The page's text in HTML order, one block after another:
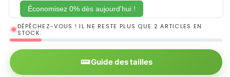
Économisez 0% dès aujourd'hui !
DÉPÊCHEZ-VOUS ! IL NE RESTE PLUS QUE 2 ARTICLES EN
STOCK.
Guide des tailles